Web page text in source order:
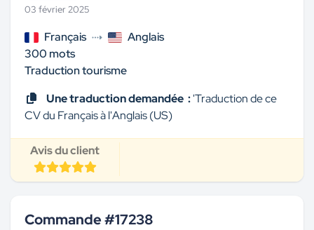
03 février 2025
Français
Anglais
300 mots
Traduction tourisme
Une traduction demandée :'Traduction de ce
CV du Français à l'Anglais (US)
Avis du client
Commande #17238